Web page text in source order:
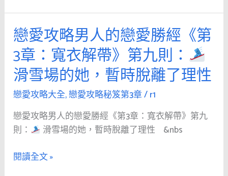
時
比
甜
言
蜜
更
能
獲
寬
衣
解
帶》
第
十
則：
斷
戀愛攻略男人的戀愛勝經《第
3章：寬衣解帶》第九則：
滑雪場的她，暫時脫離了理性
戀愛攻略大全,戀愛攻略秘笈第3章/r1
戀愛攻略男人的戀愛勝經《第3章：寬衣解帶》第九
則：
滑雪場的她，暫時脫離了理性 &nbs
戀
愛
攻
略
男
人
的
戀
勝
閱讀全文 »